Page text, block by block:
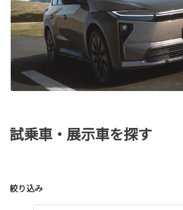
試乗車・展示車を探す
絞り込み